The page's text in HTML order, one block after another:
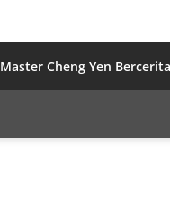
Master Cheng Yen Bercerita